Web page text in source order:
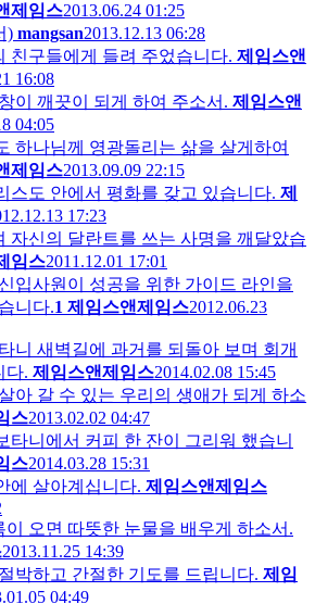
제임스2013.06.24 01:25
) mangsan2013.12.13 06:28
친구들에게 들려 주었습니다. 제임스앤
16:08
이 깨끗이 되게 하여 주소서. 제임스앤
04:05
하나님께 영광돌리는 삶을 살게하여
제임스2013.09.09 22:15
스도 안에서 평화를 갖고 있습니다. 제
17:23
자신의 달란트를 쓰는 사명을 깨달았습
임스2011.12.01 17:01
입사원이 성공을 위한 가이드 라인을
니다.1 제임스앤제임스2012.06.23
니 새벽길에 과거를 되돌아 보며 회개
다. 제임스앤제임스2014.02.08 15:45
아 갈 수 있는 우리의 생애가 되게 하소
스2013.02.02 04:47
타니에서 커피 한 잔이 그리워 했습니
스2014.03.28 15:31
에 살아계십니다. 제임스앤제임스
이 오면 따뜻한 눈물을 배우게 하소서.
2013.11.25 14:39
박하고 간절한 기도를 드립니다. 제임
04:49